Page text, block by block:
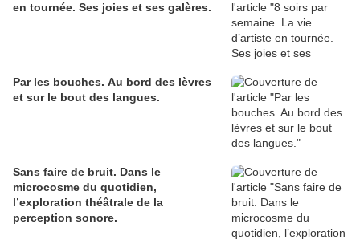
en tournée. Ses joies et ses galères.
Par les bouches. Au bord des lèvres
et sur le bout des langues.
Sans faire de bruit. Dans le
microcosme du quotidien,
l’exploration théâtrale de la
perception sonore.